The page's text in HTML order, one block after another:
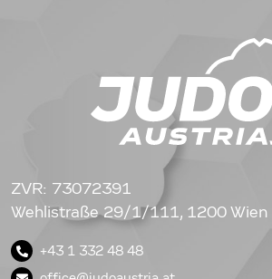
ZVR: 73072391
Wehlistraße 29/1/111, 1200 Wien
+43 1 332 48 48